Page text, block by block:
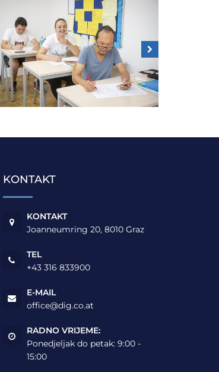
KONTAKT
KONTAKT
Joanneumring 20, 8010 Graz
TEL
+43 316 833900
E-MAIL
office@dig.co.at
RADNO VRIJEME:
Ponedjeljak do petak: 9:00 -
15:00